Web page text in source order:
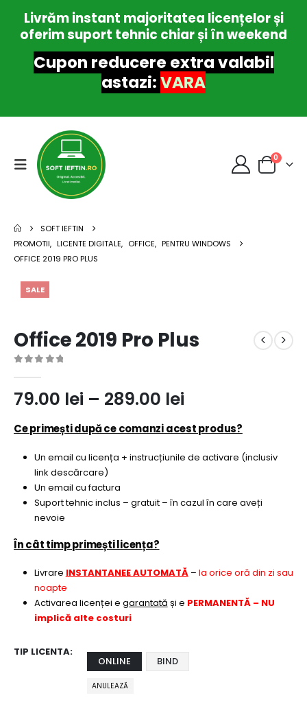
Livrăm instant majoritatea licențelor și
oferim suport tehnic chiar și în weekend
Cupon reducere extra valabil
astazi:VARA
0
SOFT IEFTIN
PROMOTII, LICENTE DIGITALE, OFFICE, PENTRU WINDOWS
OFFICE 2019 PRO PLUS
SALE
Office 2019 Pro Plus
79.00 lei – 289.00 lei
prețuri:
79.00 lei
până
289.00 lei
Ce primești după ce comanzi acest produs?
Un email cu licența + instrucțiunile de activare (inclusiv
link descărcare)
Un email cu factura
Suport tehnic inclus – gratuit – în cazul în care aveți
nevoie
În cât timp primești licența?
Livrare INSTANTANEE AUTOMATĂ– la orice oră din zi sau
noapte
Activarea licenței e garantată și e PERMANENTĂ – NU
implică alte costuri
TIP LICENTA
ONLINE BIND
ANULEAZĂ